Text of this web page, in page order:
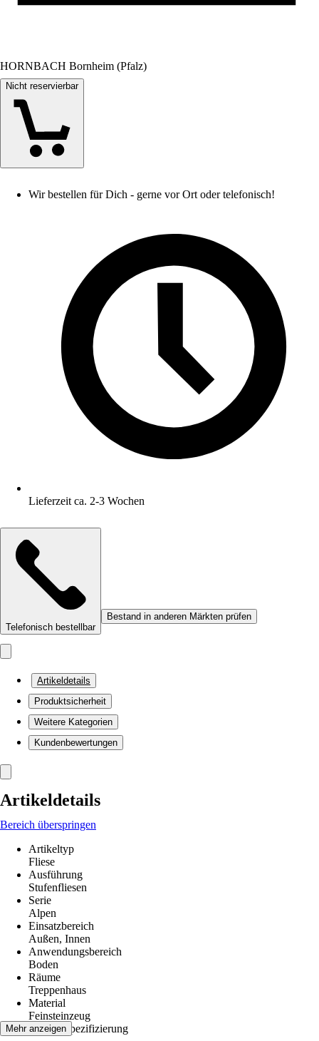
HORNBACH Bornheim (Pfalz)
Nicht reservierbar
Wir bestellen für Dich - gerne vor Ort oder telefonisch!
Lieferzeit ca. 2-3 Wochen
Telefonisch bestellbar
Bestand in anderen Märkten prüfen
Artikeldetails
Produktsicherheit
Weitere Kategorien
Kundenbewertungen
Artikeldetails
Bereich überspringen
Artikeltyp
Fliese
Ausführung
Stufenfliesen
Serie
Alpen
Einsatzbereich
Außen, Innen
Anwendungsbereich
Boden
Räume
Treppenhaus
Material
Feinsteinzeug
Materialspezifizierung
Mehr anzeigen